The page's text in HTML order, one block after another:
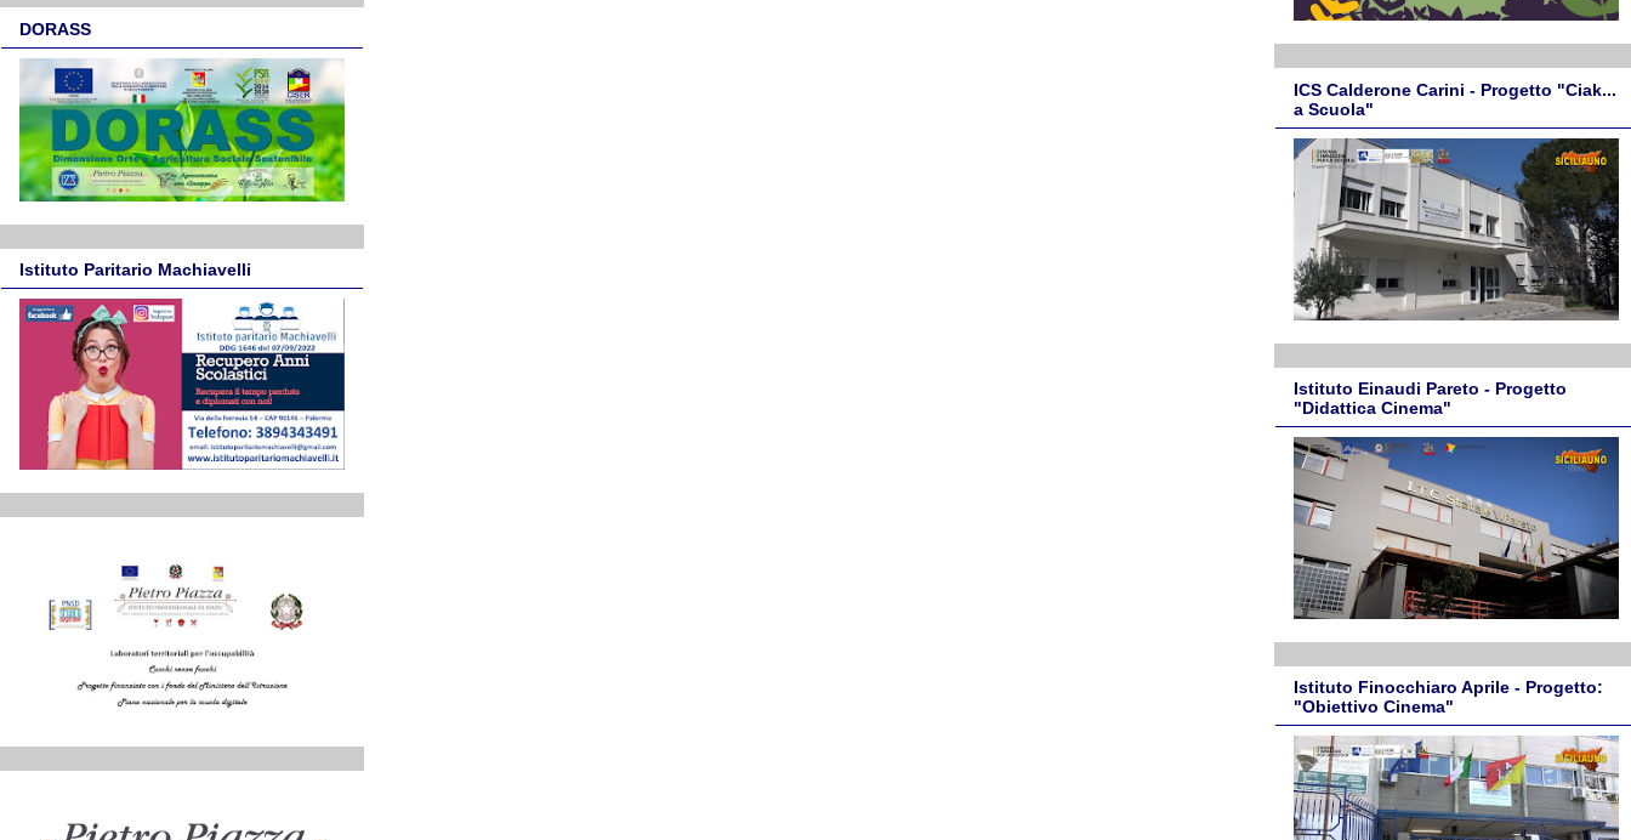
DORASS
Istituto Paritario Machiavelli
ICS Calderone Carini - Progetto "Ciak...
a Scuola"
Istituto Einaudi Pareto - Progetto
"Didattica Cinema"
Istituto Finocchiaro Aprile - Progetto:
"Obiettivo Cinema"